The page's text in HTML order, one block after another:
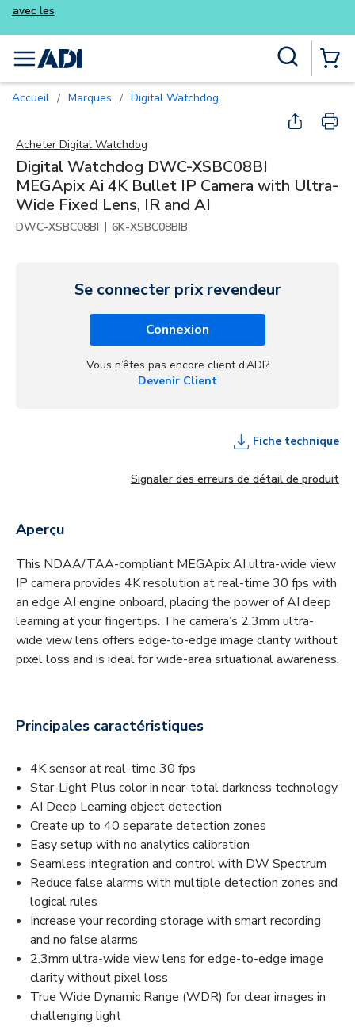
menu
Accueil / Marques / Digital Watchdog
Acheter Digital Watchdog
Digital Watchdog DWC-XSBC08BI
MEGApix Ai 4K Bullet IP Camera with Ultra-
Wide Fixed Lens, IR and AI
DWC-XSBC08BI | 6K-XSBC08BIB
Se connecter prix revendeur
Connexion
Vous n’êtes pas encore client d’ADI?
Devenir Client
Fiche technique
Signaler des erreurs de détail de produit
Aperçu
This NDAA/TAA-compliant MEGApix AI ultra-wide view
IP camera provides 4K resolution at real-time 30 fps with
an edge AI engine onboard, placing the power of AI deep
learning at your fingertips. The camera’s 2.3mm ultra-
wide view lens offers edge-to-edge image clarity without
pixel loss and is ideal for wide-area situational awareness.
Principales caractéristiques
4K sensor at real-time 30 fps
Star-Light Plus color in near-total darkness technology
AI Deep Learning object detection
Create up to 40 separate detection zones
Easy setup with no analytics calibration
Seamless integration and control with DW Spectrum
Reduce false alarms with multiple detection zones and
logical rules
Increase your recording storage with smart recording
and no false alarms
2.3mm ultra-wide view lens for edge-to-edge image
clarity without pixel loss
True Wide Dynamic Range (WDR) for clear images in
challenging light